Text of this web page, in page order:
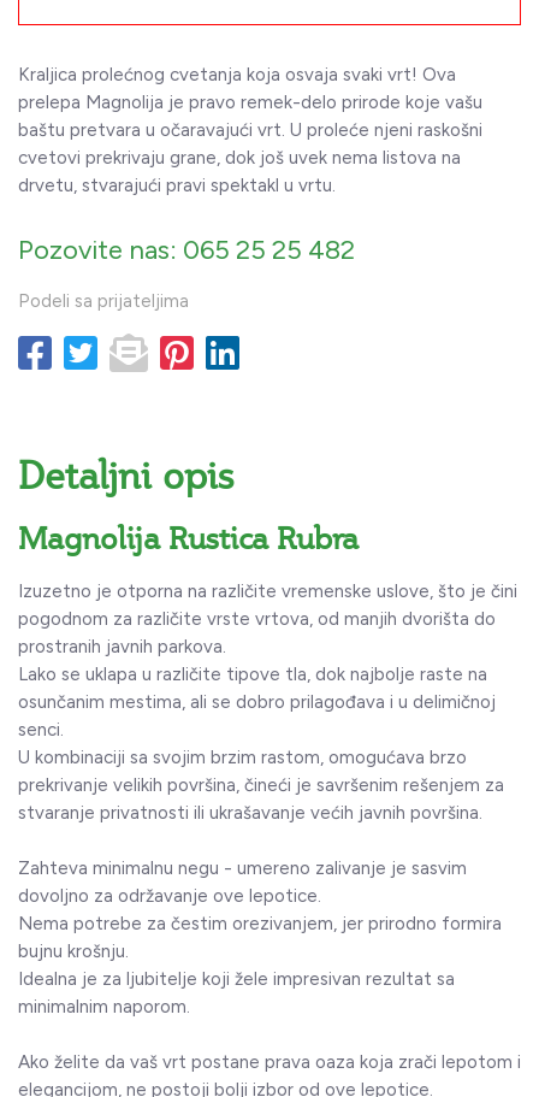
Kraljica prolećnog cvetanja koja osvaja svaki vrt! Ova
prelepa Magnolija je pravo remek-delo prirode koje vašu
baštu pretvara u očaravajući vrt. U proleće njeni raskošni
cvetovi prekrivaju grane, dok još uvek nema listova na
drvetu, stvarajući pravi spektakl u vrtu.
Pozovite nas: 065 25 25 482
Podeli sa prijateljima
Detaljni opis
Magnolija Rustica Rubra
Izuzetno je otporna na različite vremenske uslove, što je čini
pogodnom za različite vrste vrtova, od manjih dvorišta do
prostranih javnih parkova.
Lako se uklapa u različite tipove tla, dok najbolje raste na
osunčanim mestima, ali se dobro prilagođava i u delimičnoj
senci.
U kombinaciji sa svojim brzim rastom, omogućava brzo
prekrivanje velikih površina, čineći je savršenim rešenjem za
stvaranje privatnosti ili ukrašavanje većih javnih površina.
Zahteva minimalnu negu - umereno zalivanje je sasvim
dovoljno za održavanje ove lepotice.
Nema potrebe za čestim orezivanjem, jer prirodno formira
bujnu krošnju.
Idealna je za ljubitelje koji žele impresivan rezultat sa
minimalnim naporom.
Ako želite da vaš vrt postane prava oaza koja zrači lepotom i
elegancijom, ne postoji bolji izbor od ove lepotice.